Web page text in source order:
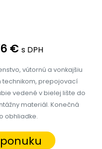
€ s DPH
vútornú a vonkajšiu
technikom, prepojovací
vedené v bielej lište do
materiál. Konečná
obhliadke.